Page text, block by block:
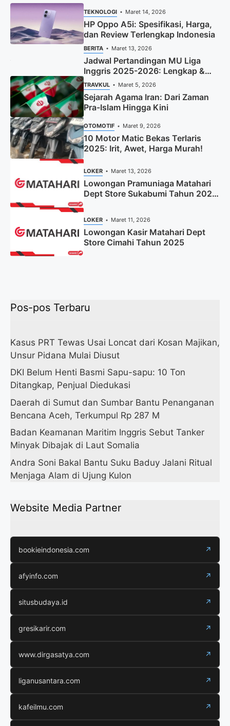
TEKNOLOGI Maret 14, 2026
HP Oppo A5i: Spesifikasi, Harga,
dan Review Terlengkap Indonesia
BERITA Maret 13, 2026
Jadwal Pertandingan MU Liga
Inggris 2025-2026: Lengkap &
Terbaru
TRAVKUL Maret 5, 2026
Sejarah Agama Iran: Dari Zaman
Pra-Islam Hingga Kini
OTOMOTIF Maret 9, 2026
10 Motor Matic Bekas Terlaris
2025: Irit, Awet, Harga Murah!
LOKER Maret 13, 2026
Lowongan Pramuniaga Matahari
Dept Store Sukabumi Tahun 2025
LOKER Maret 11, 2026
Lowongan Kasir Matahari Dept
Store Cimahi Tahun 2025
Pos-pos Terbaru
Kasus PRT Tewas Usai Loncat dari Kosan Majikan,
Unsur Pidana Mulai Diusut
DKI Belum Henti Basmi Sapu-sapu: 10 Ton
Ditangkap, Penjual Diedukasi
Daerah di Sumut dan Sumbar Bantu Penanganan
Bencana Aceh, Terkumpul Rp 287 M
Badan Keamanan Maritim Inggris Sebut Tanker
Minyak Dibajak di Laut Somalia
Andra Soni Bakal Bantu Suku Baduy Jalani Ritual
Menjaga Alam di Ujung Kulon
Website Media Partner
bookieindonesia.com ↗
afyinfo.com ↗
situsbudaya.id ↗
gresikarir.com ↗
www.dirgasatya.com ↗
liganusantara.com ↗
kafeilmu.com ↗